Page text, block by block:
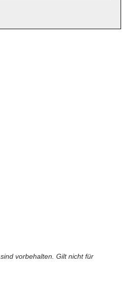
vorbehalten. Gilt nicht für